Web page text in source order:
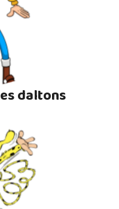
daltons